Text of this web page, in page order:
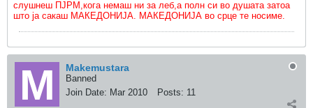
слушнеш ПЈРМ,кога немаш ни за леб,а полн си во душата затоа
што ја сакаш МАКЕДОНИЈА. МАКЕДОНИЈА во срце те носиме.
Makemustara
Banned
Join Date: Mar 2010 Posts: 11